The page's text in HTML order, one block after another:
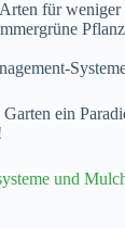
für
ein
und